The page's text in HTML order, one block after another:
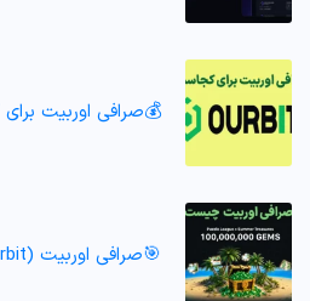
💰صرافی اوربیت
🎯صرافی اوربیت (ourbit) چیست؟🌟